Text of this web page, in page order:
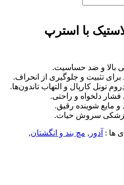
با استرپ
بالا و ضد حساسیت.
تثبیت و جلوگیری از انحراف.
تونل کارپال و التهاب تاندون‌ها.
فشار دلخواه و راحتی.
مایع شوینده رقیق.
پزشکی سروش حیات.
ها : آدور , مچ بند و انگشتان,